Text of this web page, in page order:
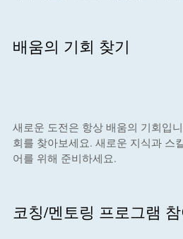
배움의 기회 찾기
새로운 도전은 항상 배움의 기회입
회를 찾아보세요. 새로운 지식과 스
어를 위해 준비하세요.
코칭/멘토링 프로그램